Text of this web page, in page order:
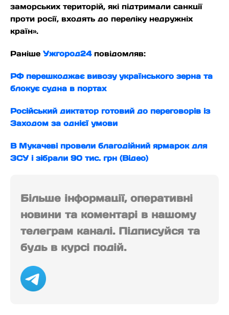
заморських територій, які підтримали санкції
проти росії, входять до переліку недружніх
країн».
Раніше Ужгород24повідомляв:
РФ перешкоджає вивозу українського зерна та
блокує судна в портах
Російський диктатор готовий до переговорів із
Заходом за однієї умови
В Мукачеві провели благодійний ярмарок для
ЗСУ і зібрали 90 тис. грн (Відео)
Більше інформації, оперативні
новини та коментарі в нашому
телеграм каналі. Підписуйся та
будь в курсі подій.